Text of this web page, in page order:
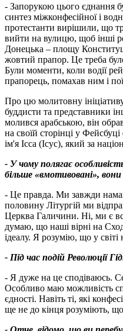
- Запорукою цього єднання
синтез міжконфесійної і
протестанти вирішили, що
вийти на вулицю, щоб інші
Донецька – площу
жовтий прапор. Це треба
Були моменти, коли водії
прапорець, помахав ним і
Про цю молитовну
буддисти та представники
молився арабською, він
на своїй сторінці у
ім'я Ісса (Ісус), який за
- У чому полягає
більше «вмотивовані»,
- Це правда. Ми завжди
половину Літургій ми
Церква Галичини. Ні, ми є
думаю, що наші вірні на
ідеалу. Я розумію, що у
- Під час подій Революції
- Я дуже на це сподіваюсь.
Особливо маю можливість
єдності. Навіть ті, які
ще не до кінця розуміють,